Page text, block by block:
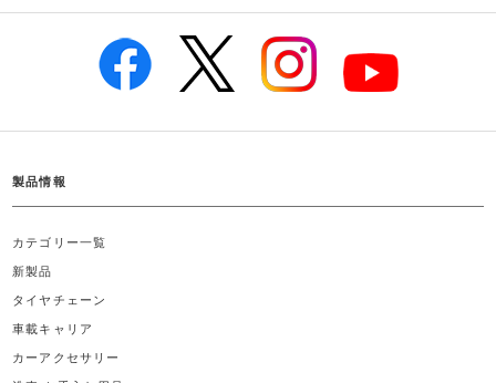
製品情報
カテゴリー一覧
新製品
タイヤチェーン
車載キャリア
カーアクセサリー